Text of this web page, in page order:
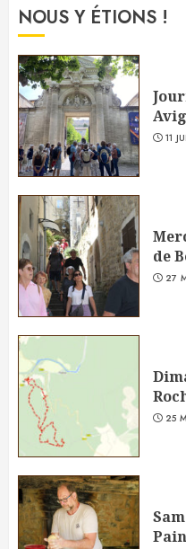
NOUS Y ÉTIONS !
11
de
27
25